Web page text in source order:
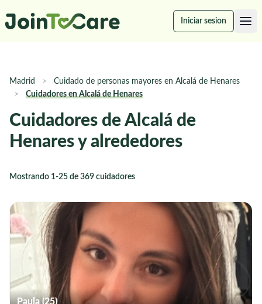
Iniciar sesion
Madrid >
Cuidado de personas mayores en Alcalá de Henares
>
Cuidadores en Alcalá de Henares
Cuidadores de Alcalá de
Henares y alrededores
Mostrando 1-25 de 369 cuidadores
Paula (25)